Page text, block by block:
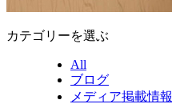
カテゴリーを選ぶ
All
ブログ
メディア掲載情報